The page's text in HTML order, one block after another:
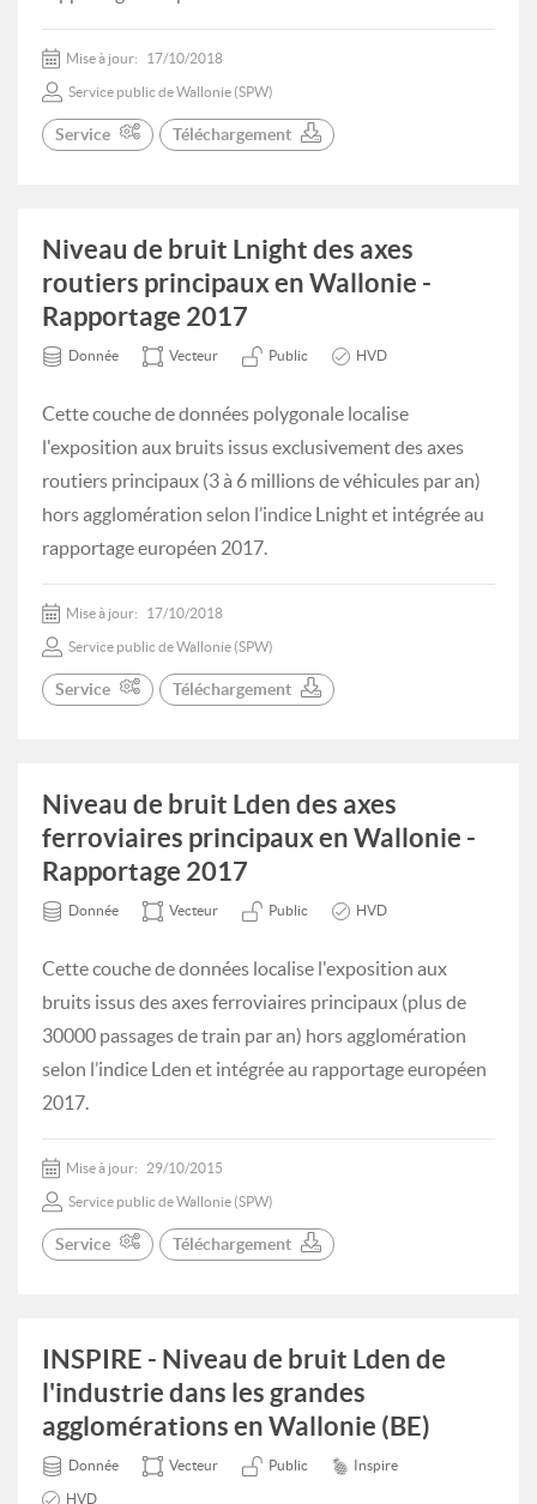
Mise à jour: 17/10/2018
Service public de Wallonie (SPW)
Service Téléchargement
Niveau de bruit Lnight des axes
routiers principaux en Wallonie -
Rapportage 2017
Donnée Vecteur Public HVD
Cette couche de données polygonale localise
l'exposition aux bruits issus exclusivement des axes
routiers principaux (3 à 6 millions de véhicules par an)
hors agglomération selon l’indice Lnight et intégrée au
rapportage européen 2017.
Mise à jour: 17/10/2018
Service public de Wallonie (SPW)
Service Téléchargement
Niveau de bruit Lden des axes
ferroviaires principaux en Wallonie -
Rapportage 2017
Donnée Vecteur Public HVD
Cette couche de données localise l'exposition aux
bruits issus des axes ferroviaires principaux (plus de
30000 passages de train par an) hors agglomération
selon l’indice Lden et intégrée au rapportage européen
2017.
Mise à jour: 29/10/2015
Service public de Wallonie (SPW)
Service Téléchargement
INSPIRE - Niveau de bruit Lden de
l'industrie dans les grandes
agglomérations en Wallonie (BE)
Donnée Vecteur Public Inspire
HVD